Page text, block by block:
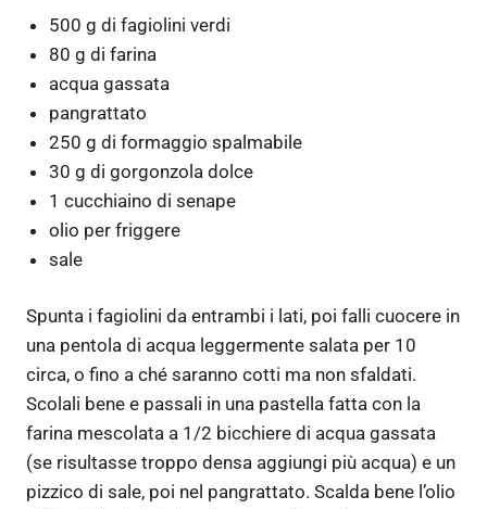
500 g di fagiolini verdi
80 g di farina
acqua gassata
pangrattato
250 g di formaggio spalmabile
30 g di gorgonzola dolce
1 cucchiaino di senape
olio per friggere
sale
Spunta i fagiolini da entrambi i lati, poi falli cuocere in
una pentola di acqua leggermente salata per 10
circa, o fino a ché saranno cotti ma non sfaldati.
Scolali bene e passali in una pastella fatta con la
farina mescolata a 1/2 bicchiere di acqua gassata
(se risultasse troppo densa aggiungi più acqua) e un
pizzico di sale, poi nel pangrattato. Scalda bene l’olio